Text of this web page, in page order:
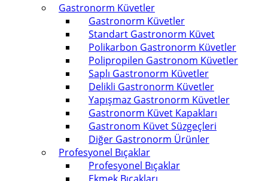
Gastronorm Küvetler
Gastronorm Küvetler
Standart Gastronorm Küvet
Polikarbon Gastronorm Küvetler
Polipropilen Gastronom Küvetler
Saplı Gastronorm Küvetler
Delikli Gastronorm Küvetler
Yapışmaz Gastronorm Küvetler
Gastronorm Küvet Kapakları
Gastronom Küvet Süzgeçleri
Diğer Gastronorm Ürünler
Profesyonel Bıçaklar
Profesyonel Bıçaklar